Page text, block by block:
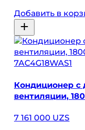
Добавить в
7AC4G18WAS1
Кондиционер с
вентиляции,
7 161 000 UZS